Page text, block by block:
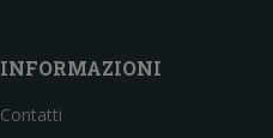
INFORMAZIONI
Contatti